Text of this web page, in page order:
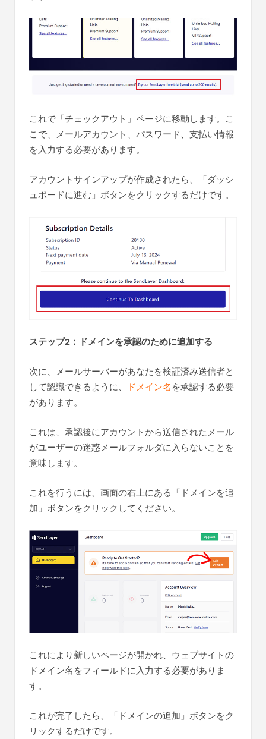
これで「チェックアウト」ページに移動します。こ
こで、メールアカウント、パスワード、支払い情報
を入力する必要があります。
アカウントサインアップが作成されたら、「ダッシ
ュボードに進む」ボタンをクリックするだけです。
ステップ2：ドメインを承認のために追加する
次に、メールサーバーがあなたを検証済み送信者と
して認識できるように、
ドメイン名を承認する必要
があります。
これは、承認後にアカウントから送信されたメール
がユーザーの迷惑メールフォルダに入らないことを
意味します。
これを行うには、画面の右上にある「ドメインを追
加」ボタンをクリックしてください。
これにより新しいページが開かれ、ウェブサイトの
ドメイン名をフィールドに入力する必要がありま
す。
これが完了したら、「ドメインの追加」ボタンをク
リックするだけです。